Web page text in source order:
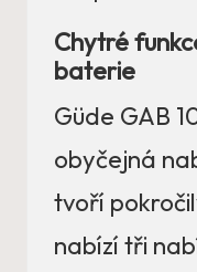
Chytré
baterie
Güde GAB
obyčejná
tvoří
nabízí tři